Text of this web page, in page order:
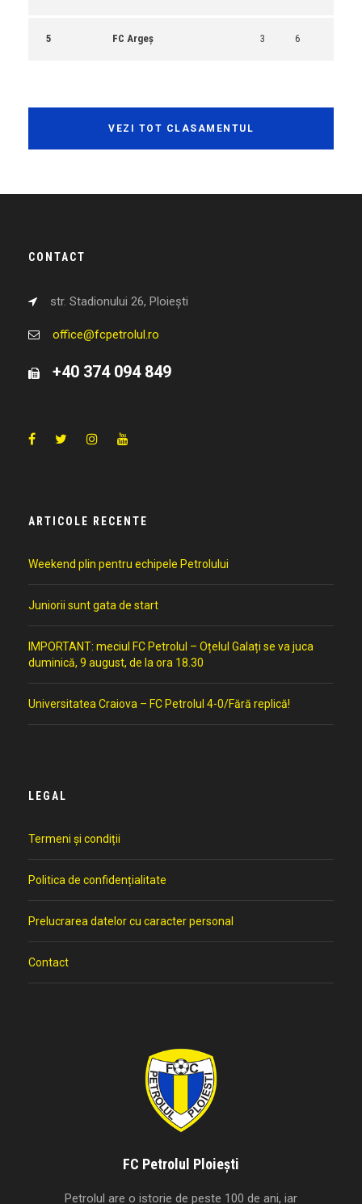
5 FC Argeș 3 6
VEZI TOT CLASAMENTUL
CONTACT
str. Stadionului 26, Ploiești
office@fcpetrolul.ro
+40 374 094 849
ARTICOLE RECENTE
Weekend plin pentru echipele Petrolului
Juniorii sunt gata de start
IMPORTANT: meciul FC Petrolul – Oțelul Galați se va juca
duminică, 9 august, de la ora 18.30
Universitatea Craiova – FC Petrolul 4-0/Fără replică!
LEGAL
Termeni și condiții
Politica de confidențialitate
Prelucrarea datelor cu caracter personal
Contact
FC Petrolul Ploiești
Petrolul are o istorie de peste 100 de ani, iar